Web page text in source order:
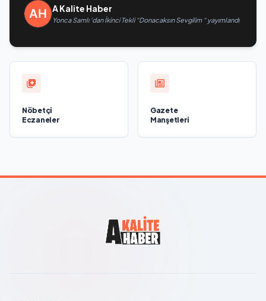
A Kalite Haber
Yonca Samlı ‘dan İkinci Tekli “Donacaksın Sevgilim “ yayımlandı
Nöbetçi
Eczaneler
Gazete
Manşetleri